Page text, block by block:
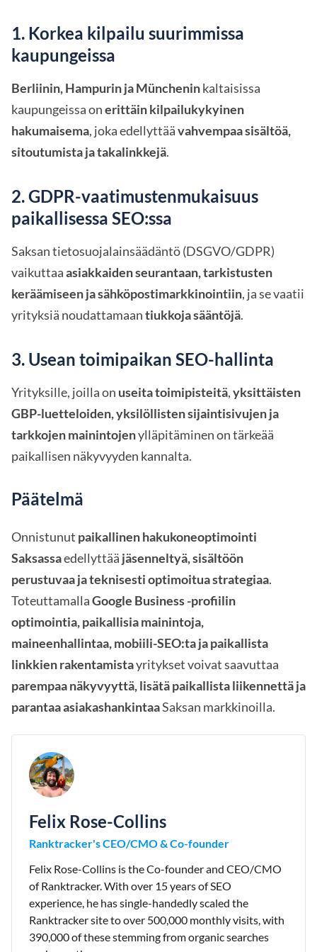
1. Korkea kilpailu suurimmissa
kaupungeissa
Berliinin, Hampurin ja Müncheninkaltaisissa
kaupungeissa onerittäin kilpailukykyinen
hakumaisema, joka edellyttäävahvempaa sisältöä,
sitoutumista ja takalinkkejä.
2. GDPR-vaatimustenmukaisuus
paikallisessa SEO:ssa
Saksan tietosuojalainsäädäntö (DSGVO/GDPR)
vaikuttaaasiakkaiden seurantaan, tarkistusten
keräämiseen ja sähköpostimarkkinointiin, ja se vaatii
yrityksiä noudattamaantiukkoja sääntöjä.
3. Usean toimipaikan SEO-hallinta
Yrityksille, joilla on useita toimipisteitä,yksittäisten
GBP-luetteloiden, yksilöllisten sijaintisivujen ja
tarkkojen mainintojenylläpitäminen on tärkeää
paikallisen näkyvyyden kannalta.
Päätelmä
Onnistunut paikallinen hakukoneoptimointi
Saksassaedellyttää jäsenneltyä, sisältöön
perustuvaa ja teknisesti optimoitua strategiaa.
ToteuttamallaGoogle Business -profiilin
optimointia, paikallisia mainintoja,
maineenhallintaa, mobiili-SEO:ta ja paikallista
linkkien rakentamistayritykset voivat saavuttaa
parempaa näkyvyyttä, lisätä paikallista liikennettä ja
parantaa asiakashankintaaSaksan markkinoilla.
Felix Rose-Collins
Ranktracker's CEO/CMO & Co-founder
Felix Rose-Collins is the Co-founder and CEO/CMO
of Ranktracker. With over 15 years of SEO
experience, he has single-handedly scaled the
Ranktracker site to over 500,000 monthly visits, with
390,000 of these stemming from organic searches